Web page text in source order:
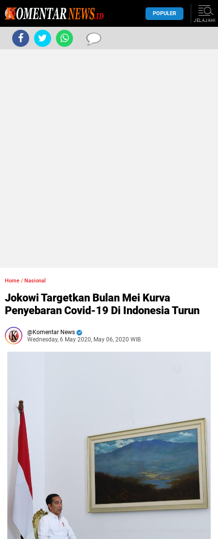
POPULER
JELAJAHI
Home / Nasional
Jokowi Targetkan Bulan Mei Kurva
Penyebaran Covid-19 Di Indonesia Turun
Komentar News
Wednesday, 6 May 2020, May 06, 2020 WIB